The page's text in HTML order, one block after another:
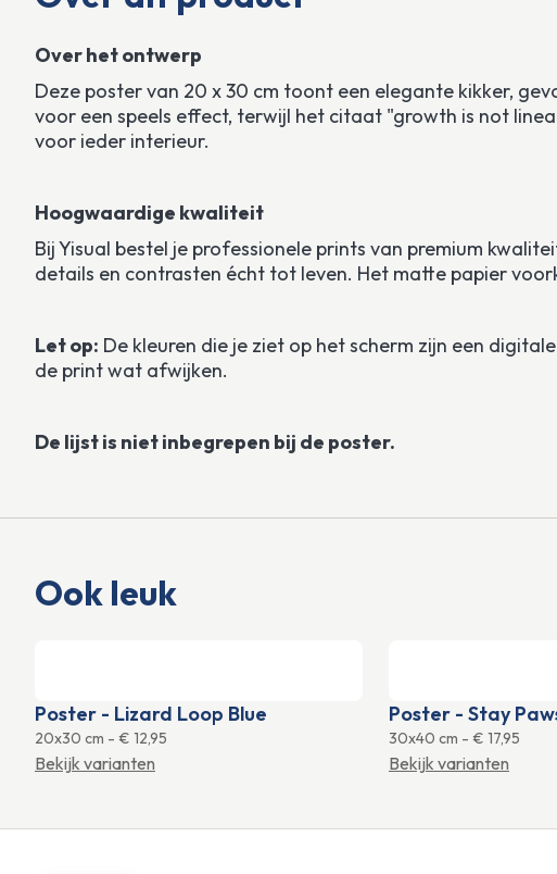
Over het ontwerp
Deze poster van 20 x 30 cm toont een elegante kikker,
voor een speels effect, terwijl het citaat "growth is not
voor ieder interieur.
Hoogwaardige kwaliteit
Bij Yisual bestel je professionele prints van premium
details en contrasten écht tot leven. Het matte papier
Let op: De kleuren die je ziet op het scherm zijn een
de print wat afwijken.
De lijst is niet inbegrepen bij de poster.
Ook leuk
Poster - Lizard Loop Blue
20x30 cm - € 12,95
Bekijk varianten
Poster - Stay
30x40 cm - € 17,95
Bekijk varianten